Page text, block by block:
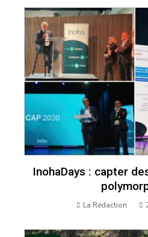
InohaDays : capter
La Rédaction